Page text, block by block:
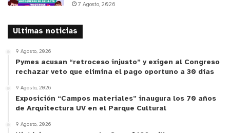
7 Agosto, 2026
Ultimas noticias
9 Agosto, 2026
Pymes acusan “retroceso injusto” y exigen al Congreso
rechazar veto que elimina el pago oportuno a 30 días
9 Agosto, 2026
Exposición “Campos materiales” inaugura los 70 años
de Arquitectura UV en el Parque Cultural
9 Agosto, 2026